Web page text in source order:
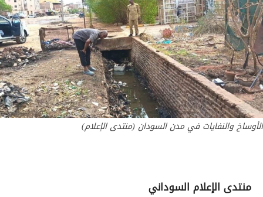
الأوساخ والنفايات في مدن السودان (منتدى الإعلام)
منتدى الإعلام السوداني